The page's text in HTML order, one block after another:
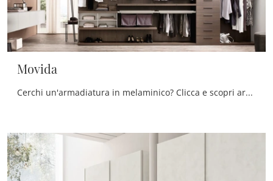
Movida
Cerchi un'armadiatura in melaminico? Clicca e scopri armadi cabine armadio con ante scorrevoli di Maronese.